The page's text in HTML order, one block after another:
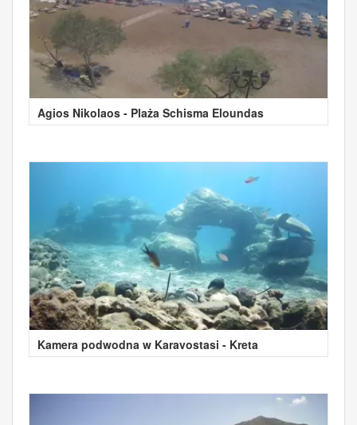
Agios Nikolaos - Plaża Schisma Eloundas
Kamera podwodna w Karavostasi - Kreta